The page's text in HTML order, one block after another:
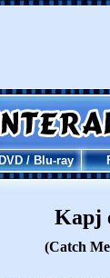
/Blu-ray
Kapj
(Catch